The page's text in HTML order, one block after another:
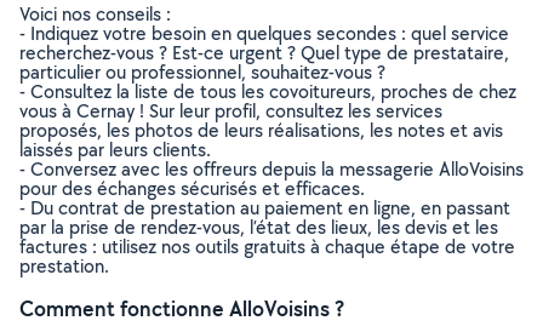
Voici nos conseils :
- Indiquez votre besoin en quelques secondes : quel service
recherchez-vous ? Est-ce urgent ? Quel type de prestataire,
particulier ou professionnel, souhaitez-vous ?
- Consultez la liste de tous les covoitureurs, proches de chez
vous à Cernay ! Sur leur profil, consultez les services
proposés, les photos de leurs réalisations, les notes et avis
laissés par leurs clients.
- Conversez avec les offreurs depuis la messagerie AlloVoisins
pour des échanges sécurisés et efficaces.
- Du contrat de prestation au paiement en ligne, en passant
par la prise de rendez-vous, l’état des lieux, les devis et les
factures : utilisez nos outils gratuits à chaque étape de votre
prestation.
Comment fonctionne AlloVoisins ?